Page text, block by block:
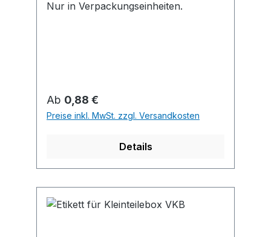
Nur in Verpackungseinheiten.
Regulärer Preis:
Ab 0,88 €
Preise inkl. MwSt. zzgl. Versandkosten
Details